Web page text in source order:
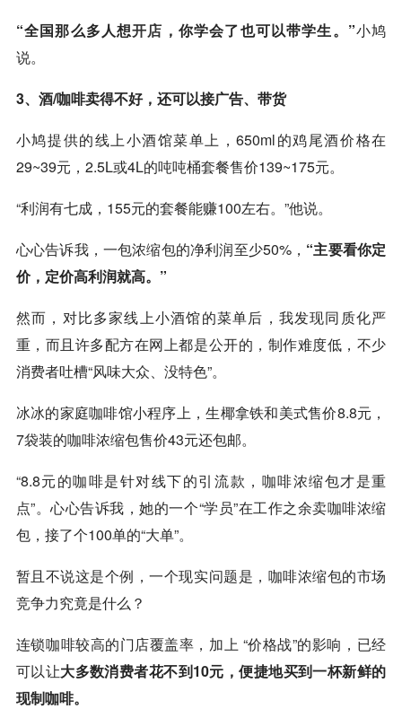
“全国那么多人想开店 ，你学会了也可以带学生。”小鸠
说。
3、酒/咖啡卖得不好，还可以接广告、带货
小鸠提供的线上小酒馆菜单上，650ml的鸡尾酒价格在
29~39元，2.5L或4L的吨吨桶套餐售价139~175元。
“利润有七成，155元的套餐能赚100左右。”他说。
心心告诉我，一包浓缩包的净利润至少50%， “主要看你定
价，定价高利润就高。”
然而，对比多家线上小酒馆的菜单后，我发现同质化严
重，而且许多配方在网上都是公开的，制作难度低，不少
消费者吐槽“风味大众、没特色”。
冰冰的家庭咖啡馆小程序上，生椰拿铁和美式售价8.8元，
7袋装的咖啡浓缩包售价43元还包邮。
“8.8元的咖啡是针对线下的引流款，咖啡浓缩包才是重
点”。心心告诉我，她的一个“学员”在工作之余卖咖啡浓缩
包，接了个100单的“大单”。
暂且不说这是个例，一个现实问题是，咖啡浓缩包的市场
竞争力究竟是什么？
连锁咖啡较高的门店覆盖率，加上 “价格战”的影响，已经
可以让大多数消费者花不到10元，便捷地买到一杯新鲜的
现制咖啡。